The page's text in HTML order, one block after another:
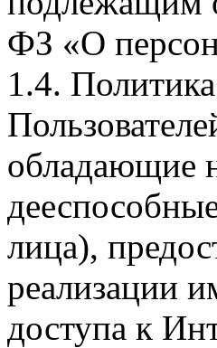
ФЗ «О
1.4.
обладающие
лица),
реализации
доступа к